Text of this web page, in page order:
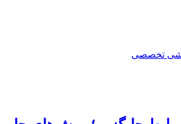
تخصصی